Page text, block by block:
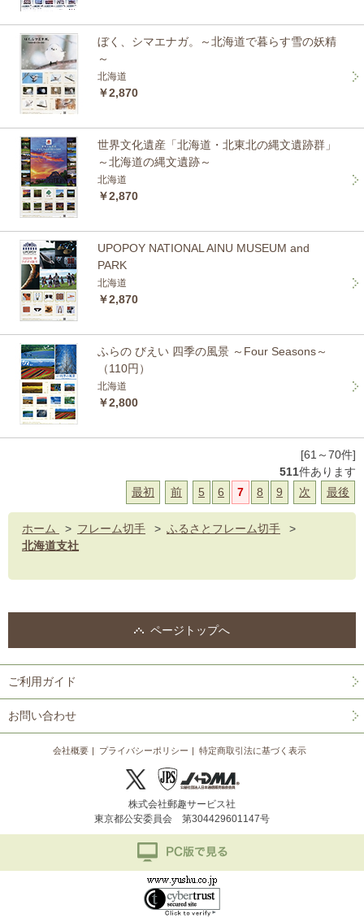
ぼく、シマエナガ。～北海道で暮らす雪の妖精
～
北海道
￥2,870
世界文化遺産「北海道・北東北の縄文遺跡群」
～北海道の縄文遺跡～
北海道
￥2,870
UPOPOY NATIONAL AINU MUSEUM and
PARK
北海道
￥2,870
ふらの びえい 四季の風景 ～Four Seasons～
（110円）
北海道
￥2,800
[61～70件]
511件あります
最初
前 5 6 7 8 9 次 最後
ホーム > フレーム切手 > ふるさとフレーム切手
>
北海道支社
ページトップへ
ご利用ガイド
お問い合わせ
会社概要 プライバシーポリシー 特定商取引法に基づく表示
株式会社郵趣サービス社
東京都公安委員会 第304429601147号